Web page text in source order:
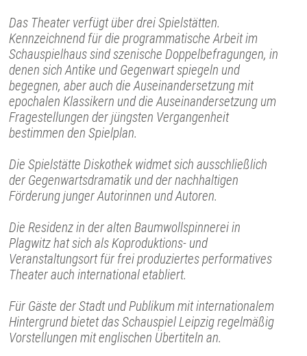
Das Theater verfügt über drei Spielstätten.
Kennzeichnend für die programmatische Arbeit im
Schauspielhaus sind szenische Doppelbefragungen, in
denen sich Antike und Gegenwart spiegeln und
begegnen, aber auch die Auseinandersetzung mit
epochalen Klassikern und die Auseinandersetzung um
Fragestellungen der jüngsten Vergangenheit
bestimmen den Spielplan.
Die Spielstätte Diskothek widmet sich ausschließlich
der Gegenwartsdramatik und der nachhaltigen
Förderung junger Autorinnen und Autoren.
Die Residenz in der alten Baumwollspinnerei in
Plagwitz hat sich als Koproduktions- und
Veranstaltungsort für frei produziertes performatives
Theater auch international etabliert.
Für Gäste der Stadt und Publikum mit internationalem
Hintergrund bietet das Schauspiel Leipzig regelmäßig
Vorstellungen mit englischen Übertiteln an.